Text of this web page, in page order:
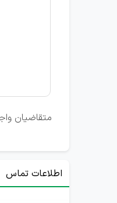
متقاضیان
اطلاعات تماس